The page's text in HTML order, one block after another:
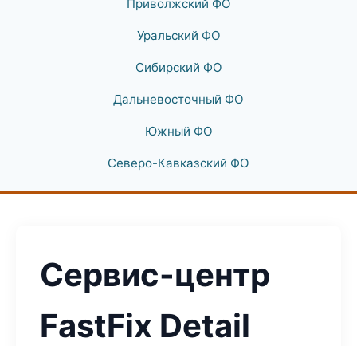
Приволжский ФО
Уральский ФО
Сибирский ФО
Дальневосточный ФО
Южный ФО
Северо-Кавказский ФО
Сервис-центр
FastFix Detail